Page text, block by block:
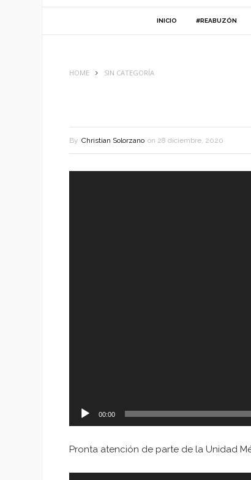
INICIO #REABUZÓN
HOME SIN CATEGORÍA
By Christian Solorzano on 28 diciembre, 2020
00:00
Pronta atención de parte de la Unidad